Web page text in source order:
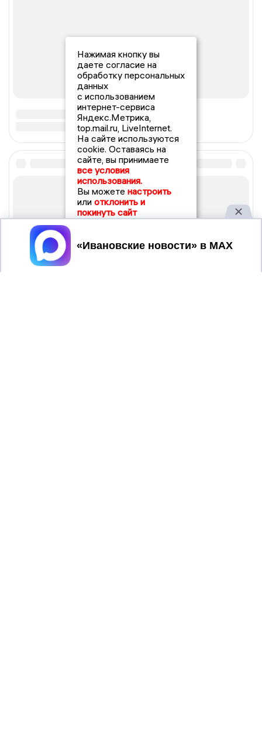
Нажимая кнопку вы
даете согласие на
обработку персональных
данных
с использованием
интернет-сервиса
Яндекс.Метрика,
top.mail.ru, LiveInternet.
На сайте используются
cookie. Оставаясь на
сайте, вы принимаете
все условия
использования.
Вы можете настроить
или отклонить и
покинуть сайт
Принять